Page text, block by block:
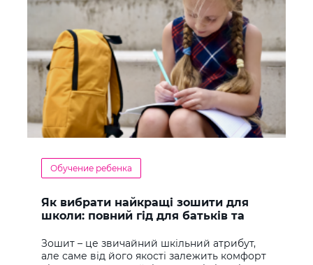
Обучение ребенка
Як вибрати найкращі зошити для
школи: повний гід для батьків та
Зошит – це звичайний шкільний атрибут,
але саме від його якості залежить комфорт